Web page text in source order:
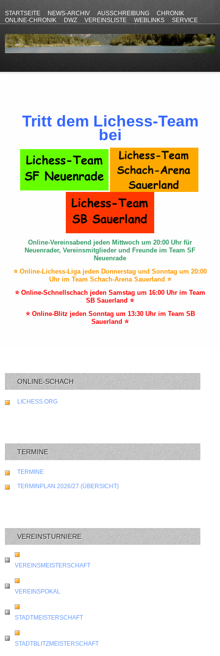
STARTSEITE NEWS-ARCHIV AUSSCHREIBUNG
CHRONIK
ONLINE-CHRONIK
DWZ VEREINSLISTE WEBLINKS
SERVICE
Tritt dem Lichess-Team
bei
Online-Vereinsabend jeden Mittwoch um 20:00 Uhr für
Neuenrader, Vereinsmitglieder und Freunde im Team SF
Neuenrade
⭐ Online-Lichess-Liga jeden Donnerstag und Sonntag um 20:00
Uhr im Team Schach-Arena Sauerland ⭐
⭐ Online-Schnellschach jeden Samstag um 16:00 Uhr im Team
SB Sauerland ⭐
⭐ Online-Blitz jeden Sonntag um 13:30 Uhr im Team SB
Sauerland ⭐
ONLINE-SCHACH
LICHESS.ORG
TERMINE
TERMINE
TERMINPLAN 2026/27 (ÜBERSICHT)
VEREINSTURNIERE
VEREINSMEISTERSCHAFT
VEREINSPOKAL
STADTMEISTERSCHAFT
STADTBLITZMEISTERSCHAFT